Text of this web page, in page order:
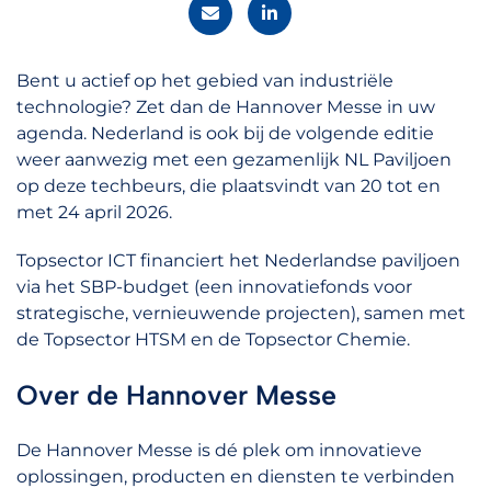
Bent u actief op het gebied van industriële
technologie? Zet dan de Hannover Messe in uw
agenda. Nederland is ook bij de volgende editie
weer aanwezig met een gezamenlijk NL Paviljoen
op deze techbeurs, die plaatsvindt van 20 tot en
met 24 april 2026.
Topsector ICT financiert het Nederlandse paviljoen
via het SBP-budget (een innovatiefonds voor
strategische, vernieuwende projecten), samen met
de Topsector HTSM en de Topsector Chemie.
Over de Hannover Messe
De Hannover Messe is dé plek om innovatieve
oplossingen, producten en diensten te verbinden